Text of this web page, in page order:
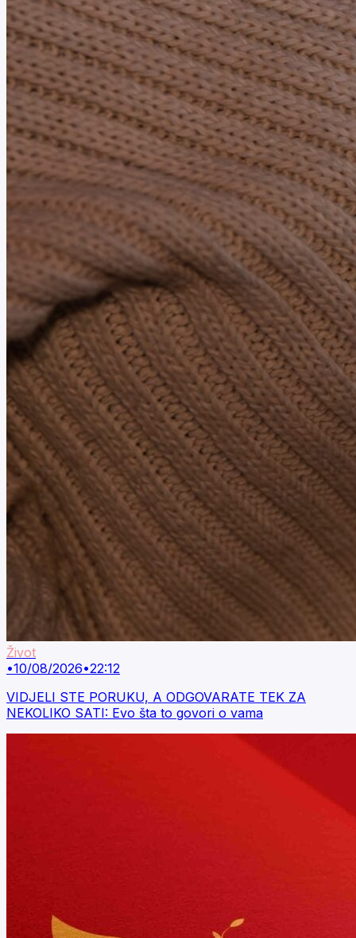
Život
•10/08/2026•22:12
VIDJELI STE PORUKU, A ODGOVARATE TEK ZA
NEKOLIKO SATI: Evo šta to govori o vama